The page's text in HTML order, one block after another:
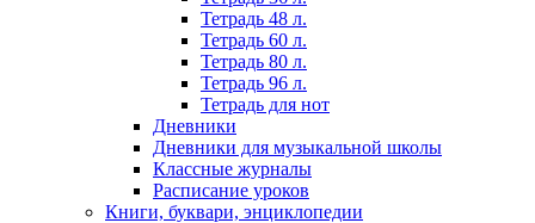
Тетрадь 48 л.
Тетрадь 60 л.
Тетрадь 80 л.
Тетрадь 96 л.
Тетрадь для нот
Дневники
Дневники для музыкальной школы
Классные журналы
Расписание уроков
Книги, буквари, энциклопедии